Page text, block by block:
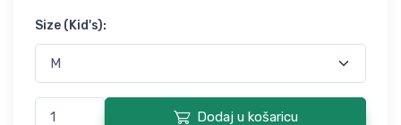
Size (Kid's):
Dodaj u košaricu